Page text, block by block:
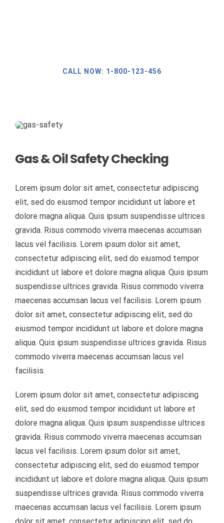
ΔΙΑΜΌΡΦΩΣΗ & ΣΥΝΤΉΡΗΣΗ ΚΉΠΩΝ
ΥΠΗΡΕΣΊΕΣ ΕΣΤΊΑΣΗΣ – ΔΕΞΙΏΣΕΩΝ
ΠΑΡΟΧΉ ΕΡΓΑΤΙΚΟΎ ΔΥΝΑΜΙΚΟΎ
ΑΠΟΚΑΤΆΣΤΑΣΗ EΚΤΆΚΤΩΝ KΑΤΑΣΤΡΟΦΏΝ
ΠΩΛΉΣΕΙΣ EΡΓΑΛΕΊΩΝ ΚΑΙ MΗΧΑΝΗΜΆΤΩΝ KΑΘΑΡΙΣΜΟΎ
CALL NOW: 1-800-123-456
Gas & Oil Safety Checking
Lorem ipsum dolor sit amet, consectetur adipiscing
elit, sed do eiusmod tempor incididunt ut labore et
dolore magna aliqua. Quis ipsum suspendisse ultrices
gravida. Risus commodo viverra maecenas accumsan
lacus vel facilisis. Lorem ipsum dolor sit amet,
consectetur adipiscing elit, sed do eiusmod tempor
incididunt ut labore et dolore magna aliqua. Quis ipsum
suspendisse ultrices gravida. Risus commodo viverra
maecenas accumsan lacus vel facilisis. Lorem ipsum
dolor sit amet, consectetur adipiscing elit, sed do
eiusmod tempor incididunt ut labore et dolore magna
aliqua. Quis ipsum suspendisse ultrices gravida. Risus
commodo viverra maecenas accumsan lacus vel
facilisis.
Lorem ipsum dolor sit amet, consectetur adipiscing
elit, sed do eiusmod tempor incididunt ut labore et
dolore magna aliqua. Quis ipsum suspendisse ultrices
gravida. Risus commodo viverra maecenas accumsan
lacus vel facilisis. Lorem ipsum dolor sit amet,
consectetur adipiscing elit, sed do eiusmod tempor
incididunt ut labore et dolore magna aliqua. Quis ipsum
suspendisse ultrices gravida. Risus commodo viverra
maecenas accumsan lacus vel facilisis. Lorem ipsum